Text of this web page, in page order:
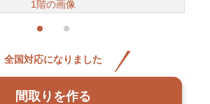
1階の画像
全国対応になりました
間取りを作る